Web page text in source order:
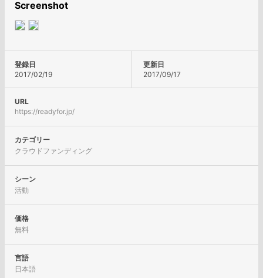
Screenshot
登録日
2017/02/19
更新日
2017/09/17
URL
https://readyfor.jp/
カテゴリー
クラウドファンディング
シーン
活動
価格
無料
言語
日本語